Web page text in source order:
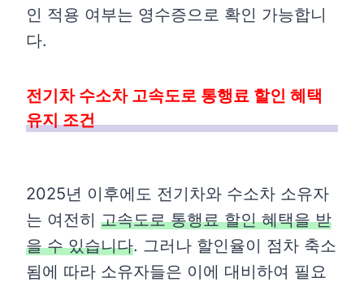
인 적용 여부는 영수증으로 확인 가능합니
다.
전기차 수소차 고속도로 통행료 할인 혜택
유지 조건
2025년 이후에도 전기차와 수소차 소유자
는 여전히 고속도로 통행료 할인 혜택을 받
을 수 있습니다. 그러나 할인율이 점차 축소
됨에 따라 소유자들은 이에 대비하여 필요